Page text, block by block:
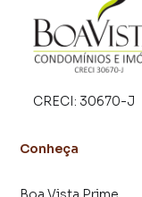
compradores com
Anuncie seu
Imóveis é uma
cidades do Brasil,
imóvel muito mais
CRECI: 30670-J
Conheça